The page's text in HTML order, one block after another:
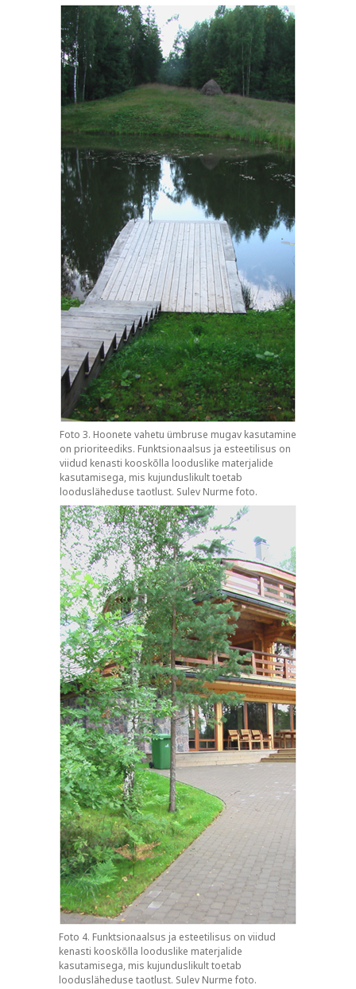
Foto 3. Hoonete vahetu ümbruse mugav kasutamine
on prioriteediks. Funktsionaalsus ja esteetilisus on
viidud kenasti kooskõlla looduslike materjalide
kasutamisega, mis kujunduslikult toetab
loodusläheduse taotlust. Sulev Nurme foto.
Foto 4. Funktsionaalsus ja esteetilisus on viidud
kenasti kooskõlla looduslike materjalide
kasutamisega, mis kujunduslikult toetab
loodusläheduse taotlust. Sulev Nurme foto.